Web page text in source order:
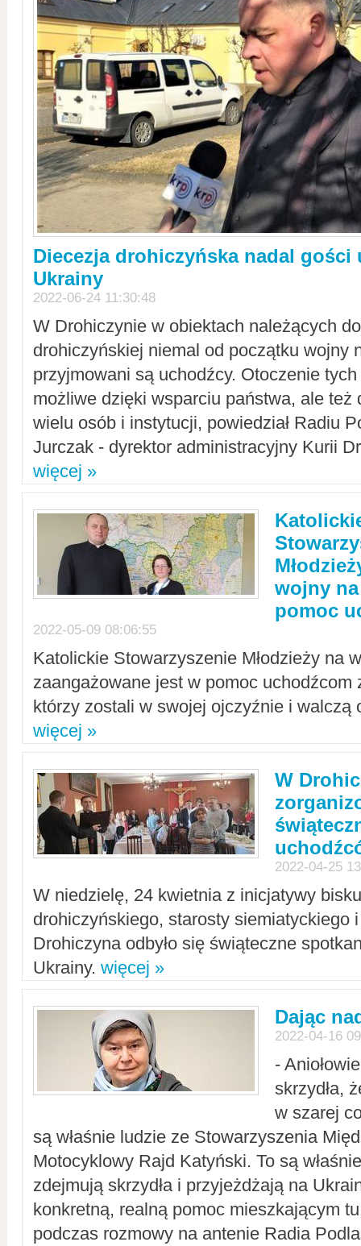
Diecezja drohiczyńska nadal gości
Ukrainy
2022-06-24 11:30:48
W Drohiczynie w obiektach należących
drohiczyńskiej niemal od początku wojny
przyjmowani są uchodźcy. Otoczenie
możliwe dzięki wsparciu państwa, ale też
wielu osób i instytucji, powiedział Radiu
Jurczak - dyrektor administracyjny Kurii
więcej »
wojny
pomoc
2022-05-09 08:06:55
Katolickie Stowarzyszenie Młodzieży na
zaangażowane jest w pomoc uchodźcom
którzy zostali w swojej ojczyźnie i walczą
więcej »
W
2022-04-25
W niedzielę, 24 kwietnia z inicjatywy
drohiczyńskiego, starosty siemiatyckiego
Drohiczyna odbyło się świąteczne
Ukrainy. więcej »
Dając
2022-04-16
-
skrzydła,
w szarej
są właśnie ludzie ze Stowarzyszenia
Motocyklowy Rajd Katyński. To są
zdejmują skrzydła i przyjeżdżają na
konkretną, realną pomoc mieszkającym
podczas rozmowy na antenie Radia